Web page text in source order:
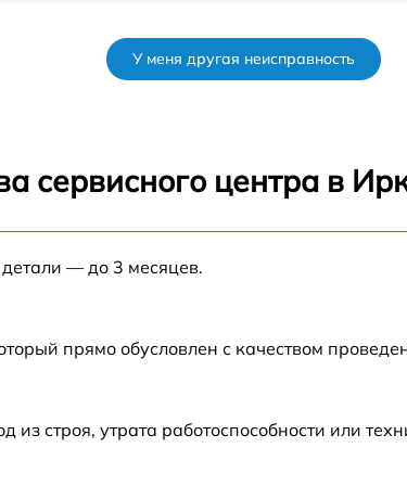
У меня другая неисправность
сервисного центра в
— до 3 месяцев.
прямо обусловлен с качеством
строя, утрата работоспособности или